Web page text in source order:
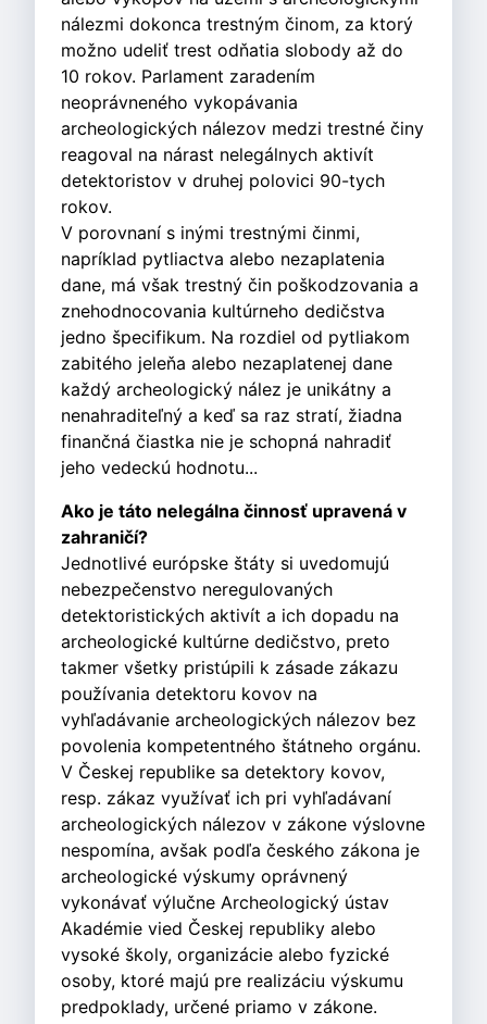
nálezmi dokonca trestným činom, za ktorý
možno udeliť trest odňatia slobody až do
10 rokov. Parlament zaradením
neoprávneného vykopávania
archeologických nálezov medzi trestné činy
reagoval na nárast nelegálnych aktivít
detektoristov v druhej polovici 90-tych
rokov.
V porovnaní s inými trestnými činmi,
napríklad pytliactva alebo nezaplatenia
dane, má však trestný čin poškodzovania a
znehodnocovania kultúrneho dedičstva
jedno špecifikum. Na rozdiel od pytliakom
zabitého jeleňa alebo nezaplatenej dane
každý archeologický nález je unikátny a
nenahraditeľný a keď sa raz stratí, žiadna
finančná čiastka nie je schopná nahradiť
jeho vedeckú hodnotu...
Ako je táto nelegálna činnosť upravená v
zahraničí?
Jednotlivé európske štáty si uvedomujú
nebezpečenstvo neregulovaných
detektoristických aktivít a ich dopadu na
archeologické kultúrne dedičstvo, preto
takmer všetky pristúpili k zásade zákazu
používania detektoru kovov na
vyhľadávanie archeologických nálezov bez
povolenia kompetentného štátneho orgánu.
V Českej republike sa detektory kovov,
resp. zákaz využívať ich pri vyhľadávaní
archeologických nálezov v zákone výslovne
nespomína, avšak podľa českého zákona je
archeologické výskumy oprávnený
vykonávať výlučne Archeologický ústav
Akadémie vied Českej republiky alebo
vysoké školy, organizácie alebo fyzické
osoby, ktoré majú pre realizáciu výskumu
predpoklady, určené priamo v zákone.